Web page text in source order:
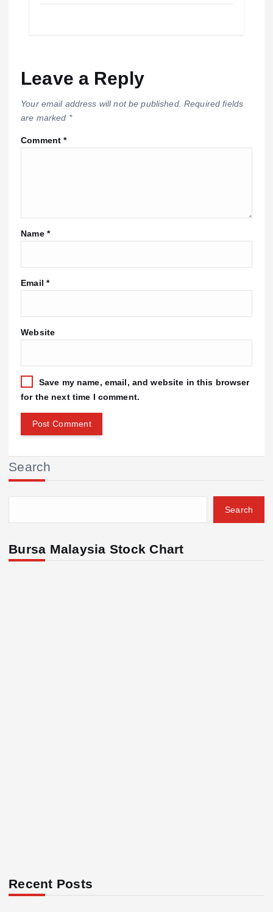
Leave a Reply
Your email address will not be published. Required fields
are marked *
Comment*
Name *
Email *
Website
Save my name, email, and website in this browser
for the next time I comment.
Search
Search
Bursa Malaysia Stock Chart
Recent Posts